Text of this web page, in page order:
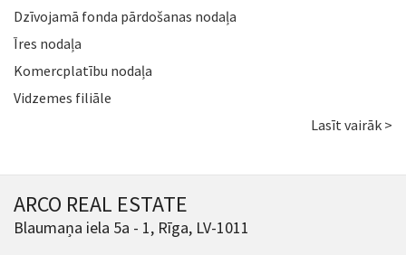
Dzīvojamā fonda pārdošanas nodaļa
Īres nodaļa
Komercplatību nodaļa
Vidzemes filiāle
Lasīt vairāk >
ARCO REAL ESTATE
Blaumaņa iela 5a - 1, Rīga, LV-1011